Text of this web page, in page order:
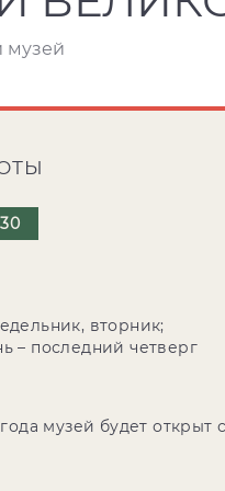
музей
вторник;
– последний четверг
музей будет открыт с